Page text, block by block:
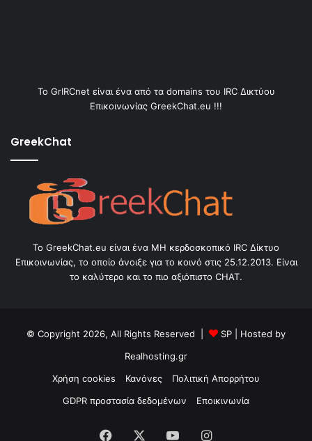
Το GrIRCnet είναι ένα από τα domains του IRC Δικτύου
Επικοινωνίας GreekChat.eu !!!
GreekChat
Το GreekChat.eu είναι ένα ΜΗ κερδοσκοπικό IRC Δίκτυο
Επικοινωνίας, το οποίο άνοιξε για το κοινό στις 25.12.2013. Είναι
το καλύτερο και το πιο αξιόπιστο CHAT.
© Copyright 2026, All Rights Reserved | SP | Hosted by
Realhosting.gr
Χρήση cookies
Κανόνες
Πολιτική Απορρήτου
GDPR προστασία δεδομένων
Εποικινωνία
Facebook YouTubeInstagram